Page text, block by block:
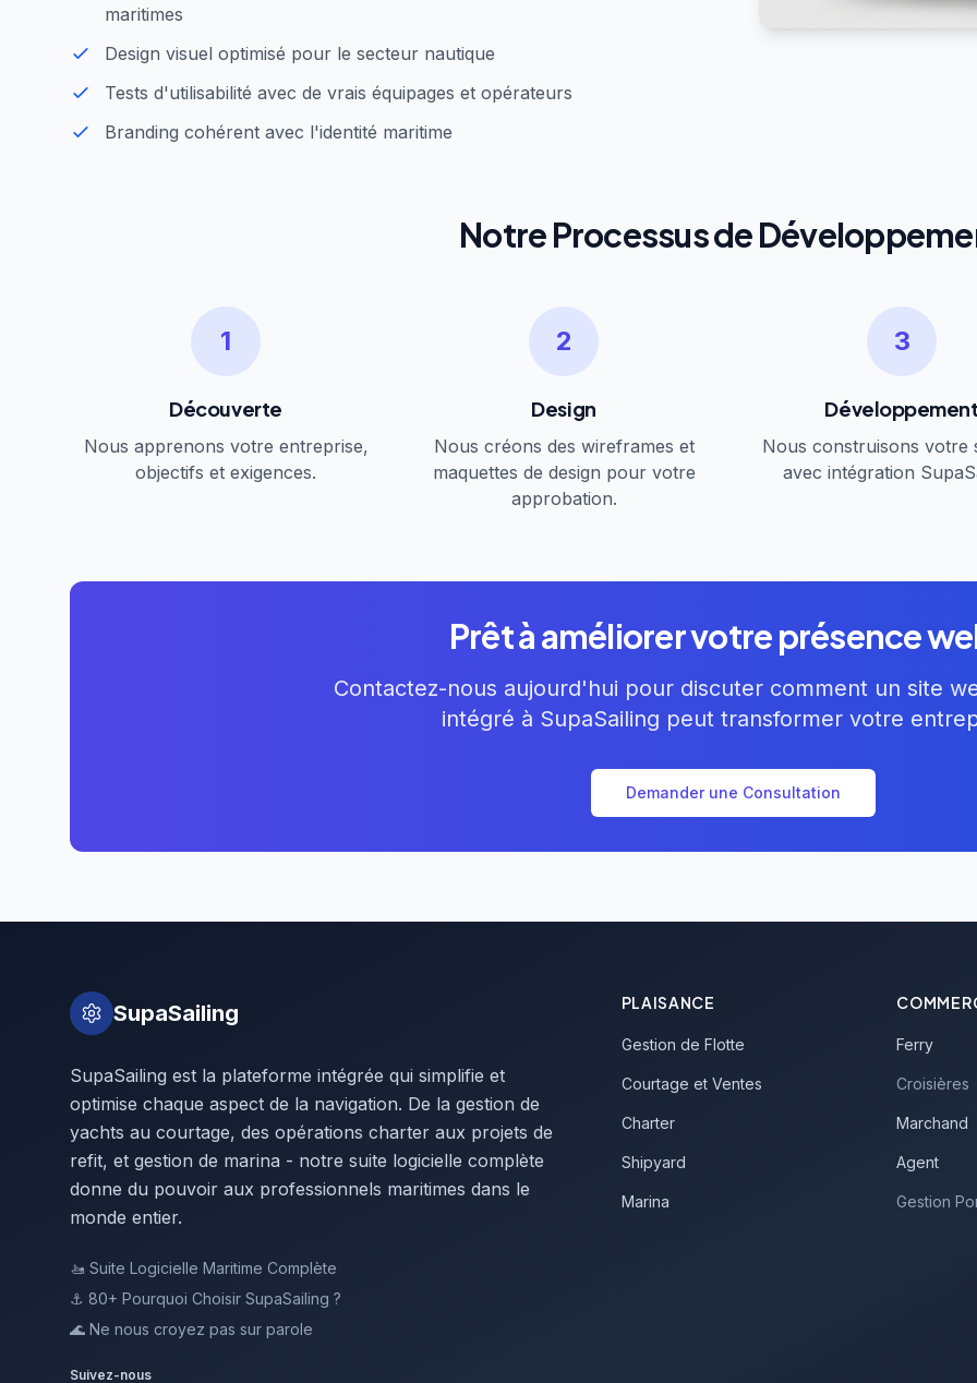
maritimes
Design visuel optimisé pour le secteur nautique
Tests d'utilisabilité avec de vrais équipages et opérateurs
Branding cohérent avec l'identité maritime
Notre Processus de
1
Découverte
Nous apprenons votre entreprise,
objectifs et exigences.
2
Design
Nous créons des wireframes et
maquettes de design pour votre
approbation.
3
Nous construisons votre
avec intégration
Prêt à améliorer votre présence
Contactez-nous aujourd'hui pour discuter comment un site
intégré à SupaSailing peut transformer votre
Demander une Consultation
SupaSailing
SupaSailing est la plateforme intégrée qui simplifie et
optimise chaque aspect de la navigation. De la gestion de
yachts au courtage, des opérations charter aux projets de
refit, et gestion de marina - notre suite logicielle complète
donne du pouvoir aux professionnels maritimes dans le
monde entier.
🚤 Suite Logicielle Maritime Complète
⚓ 80+ Pourquoi Choisir SupaSailing ?
🌊 Ne nous croyez pas sur parole
Suivez-nous
PLAISANCE
Gestion de Flotte
Courtage et Ventes
Charter
Shipyard
Marina
Ferry
Croisières
Marchand
Agent
Gestion